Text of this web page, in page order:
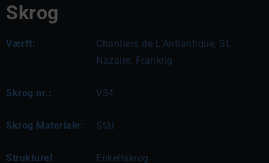
Skrog
Værft:
Chantiers de L’Antlantique, St.
Nazaire, Frankrig
Skrog nr.: V34
Skrog Materiale: Stål
Strukturel Enkeltskrog